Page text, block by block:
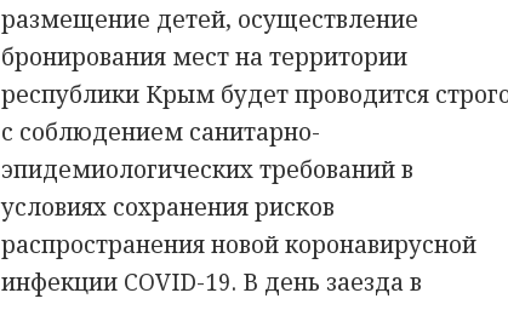
размещение детей, осуществление
бронирования мест на территории
республики Крым будет проводится
с соблюдением санитарно-
эпидемиологических требований в
условиях сохранения рисков
распространения новой коронавирусной
инфекции COVID-19. В день заезда в